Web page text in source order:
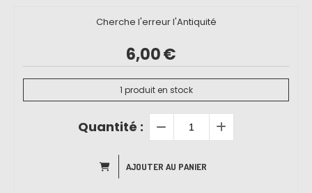
Cherche l'erreur l'Antiquité
6,00€
1 produit en stock
Quantité :
AJOUTER AU PANIER